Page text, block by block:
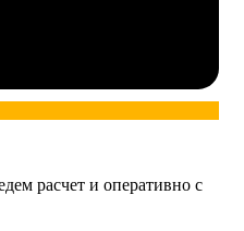
расчет и оперативно с